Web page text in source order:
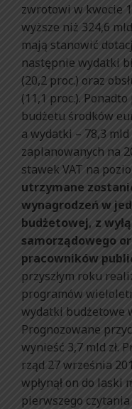
zwrotowi w kwocie
wyższe niż 324,6
mają stanowić
następnie wydatki
(20,2 proc.) oraz
(11,1 proc.).
budżetu środków
a wydatki – 78,3
zaplanowanych na
stawek VAT na
utrzymane
wynagrodzeń w
budżetowej, z
samorządowego
pracowników
przyszłym roku
programów
wydatki budżetowe
Prognozowane
wynieść 3,7 mld zł.
rząd 27 września
wpłynął on do laski
pierwszego